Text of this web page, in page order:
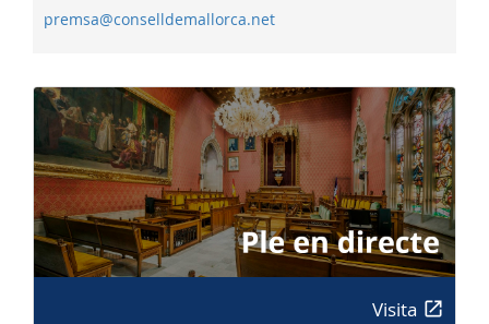
premsa@conselldemallorca.net
Visita